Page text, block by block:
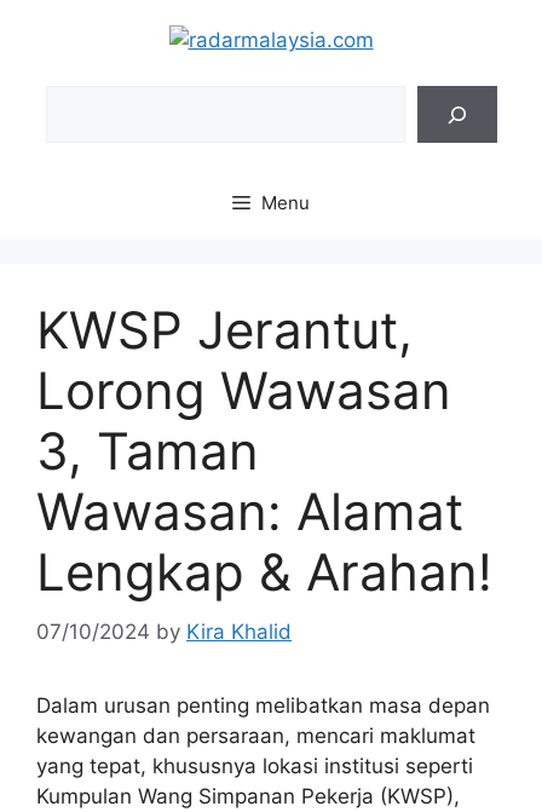
Menu
KWSP Jerantut,
Lorong Wawasan
3, Taman
Wawasan: Alamat
Lengkap & Arahan!
07/10/2024 by Kira Khalid
Dalam urusan penting melibatkan masa depan
kewangan dan persaraan, mencari maklumat
yang tepat, khususnya lokasi institusi seperti
Kumpulan Wang Simpanan Pekerja (KWSP),